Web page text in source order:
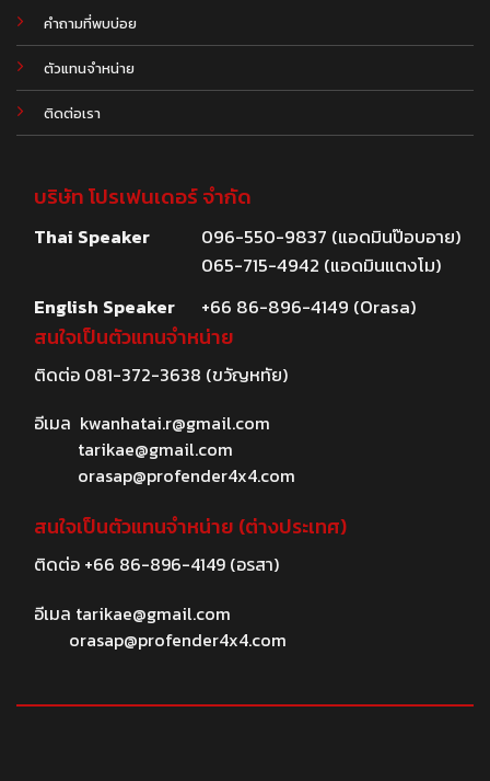
คำถามที่พบบ่อย
ตัวแทนจำหน่าย
ติดต่อเรา
บริษัท โปรเฟนเดอร์ จำกัด
Thai Speaker
096-550-9837 (แอดมินป๊อบอาย)
065-715-4942 (แอดมินแตงโม)
English Speaker
+66 86-896-4149 (Orasa)
สนใจเป็นตัวแทนจำหน่าย
ติดต่อ 081-372-3638 (ขวัญหทัย)
อีเมล kwanhatai.r@gmail.com
tarikae@gmail.com
orasap@profender4x4.com
สนใจเป็นตัวแทนจำหน่าย (ต่างประเทศ)
ติดต่อ +66 86-896-4149(อรสา)
อีเมล tarikae@gmail.com
orasap@profender4x4.com